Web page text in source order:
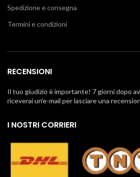
Spedizione e consegna
Termini e condizioni
RECENSIONI
Il tuo giudizio è importante! 7 giorni dopo
riceverai un'e-mail per lasciare una
I NOSTRI CORRIERI